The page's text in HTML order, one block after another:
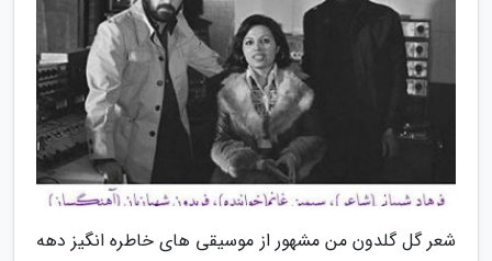
شعر گل گلدون من مشهور از موسیقی های خاطره انگیز دهه